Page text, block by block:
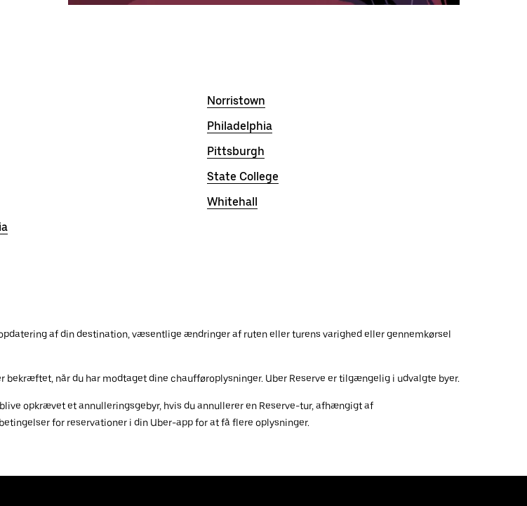
Norristown
Philadelphia
Pittsburgh
State College
Whitehall
af din destination, væsentlige ændringer af ruten eller turens varighed eller gennemkørsel
når du har modtaget dine chaufføroplysninger. Uber Reserve er tilgængelig i udvalgte byer.
opkrævet et annulleringsgebyr, hvis du annullerer en Reserve-tur, afhængigt af
for reservationer i din Uber-app for at få flere oplysninger.